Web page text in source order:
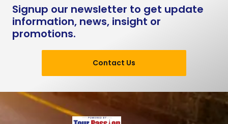
Signup our newsletter to get update
information, news, insight or
promotions.
Contact Us